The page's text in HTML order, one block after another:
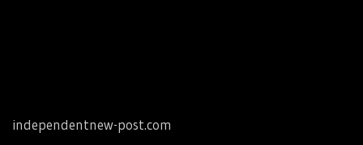
independentnew-post.com